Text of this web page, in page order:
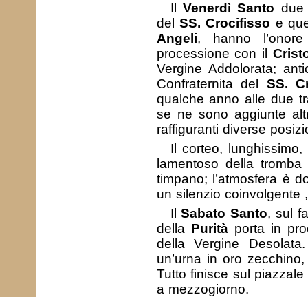
Il Venerdì Santo due
del SS. Crocifisso e
Angeli, hanno
processione con il
Vergine Addolorata;
Confraternita del SS.
qualche anno alle due
se ne sono aggiunte
raffiguranti diverse
Il corteo,
lamentoso della
timpano; l’atmosfera è
un silenzio coinvolgente
IlSabato Santo, sul
della Purità porta in
della Vergine
un’urna in oro
Tutto finisce sul
a mezzogiorno.